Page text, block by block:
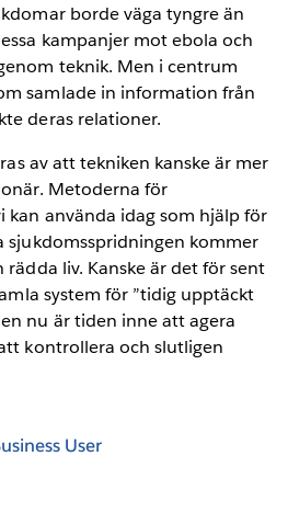
borde väga tyngre än
kampanjer mot ebola och
teknik. Men i centrum
samlade in information från
deras relationer.
av att tekniken kanske är mer
Metoderna för
kan använda idag som hjälp för
sjukdomsspridningen kommer
liv. Kanske är det för sent
system för ”tidig upptäckt
nu är tiden inne att agera
kontrollera och slutligen
User